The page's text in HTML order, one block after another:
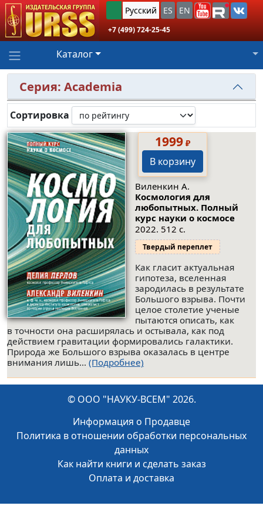
Русский ES EN
+7 (499) 724-25-45
Каталог
Серия: Academia
Сортировка
1999₽
В корзину
Виленкин А.
Космология для
любопытных. Полный
курс науки о космосе
2022. 512 с.
Твердый переплет
Как гласит актуальная
гипотеза, вселенная
зародилась в результате
Большого взрыва. Почти
целое столетие ученые
пытаются описать, как
в точности она расширялась и остывала, как под
действием гравитации формировались галактики.
Природа же Большого взрыва оказалась в центре
внимания лишь... (Подробнее)
© ООО "НАУКУ-ВСЕМ" 2026.
Информация о Продавце
Политика в отношении обработки персональных
данных
Как найти книги и сделать заказ
Оплата и доставка